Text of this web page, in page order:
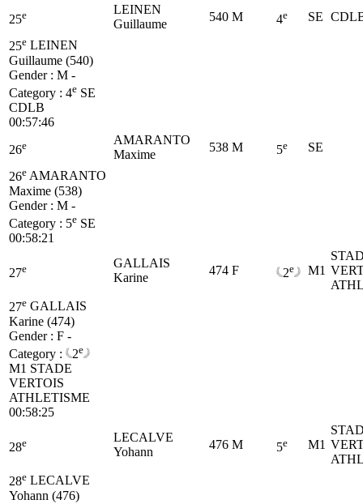
25e
LEINEN
Guillaume
540 M 4e SE
25e LEINEN
Guillaume (540)
Gender : M -
Category : 4e SE
CDLB
00:57:46
26e
AMARANTO
Maxime
538 M 5e SE
26e AMARANTO
Maxime (538)
Gender : M -
Category : 5e SE
00:58:21
27e
GALLAIS
Karine
474 F 2e M1
27e GALLAIS
Karine (474)
Gender : F -
Category :
2e
M1 STADE
VERTOIS
ATHLETISME
00:58:25
28e
LECALVE
Yohann
476 M 5e M1
28e LECALVE
Yohann (476)